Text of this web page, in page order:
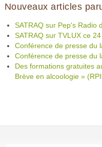
Nouveaux articles
SATRAQ sur Pep's Radio
SATRAQ sur TVLUX ce
Conférence de presse du
Conférence de presse du
Des formations gratuites
Brève en alcoologie »